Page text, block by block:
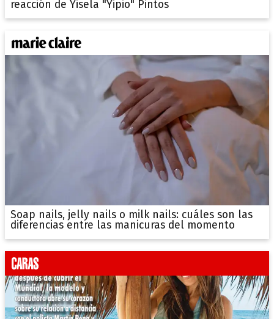
reacción de Yisela "Yipio" Pintos
Soap nails, jelly nails o milk nails: cuáles son las
diferencias entre las manicuras del momento